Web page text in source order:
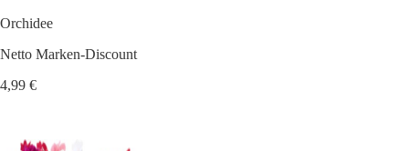
Orchidee
Netto Marken-Discount
4,99 €